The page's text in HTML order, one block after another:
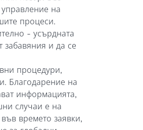
на
процеси.
- усърдната
забавяния и да се
процедури,
Благодарение на
информацията,
случаи е на
времето заявки,